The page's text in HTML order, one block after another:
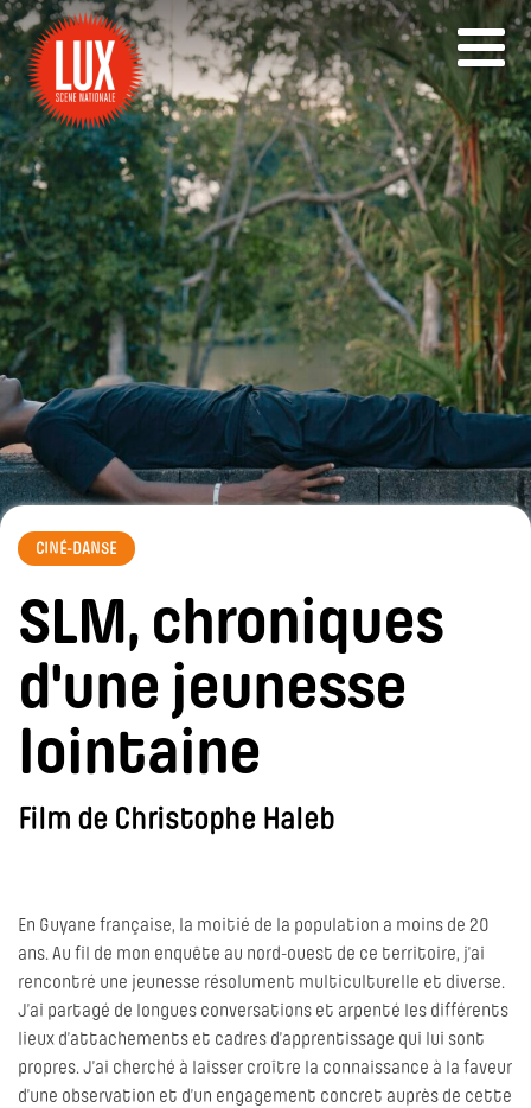
CINÉ-DANSE
SLM, chroniques
d'une jeunesse
lointaine
Film de Christophe Haleb
En Guyane française, la moitié de la population a moins de 20
ans. Au fil de mon enquête au nord-ouest de ce territoire, j’ai
rencontré une jeunesse résolument multiculturelle et diverse.
J’ai partagé de longues conversations et arpenté les différents
lieux d’attachements et cadres d’apprentissage qui lui sont
propres. J’ai cherché à laisser croître la connaissance à la faveur
d’une observation et d’un engagement concret auprès de cette